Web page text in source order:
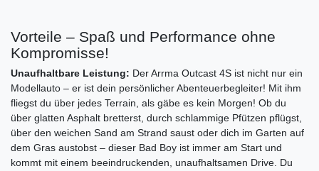
Vorteile – Spaß und Performance ohne
Kompromisse!
Unaufhaltbare Leistung: Der Arrma Outcast 4S ist nicht nur ein
Modellauto – er ist dein persönlicher Abenteuerbegleiter! Mit ihm
fliegst du über jedes Terrain, als gäbe es kein Morgen! Ob du
über glatten Asphalt bretterst, durch schlammige Pfützen pflügst,
über den weichen Sand am Strand saust oder dich im Garten auf
dem Gras austobst – dieser Bad Boy ist immer am Start und
kommt mit einem beeindruckenden, unaufhaltsamen Drive. Du